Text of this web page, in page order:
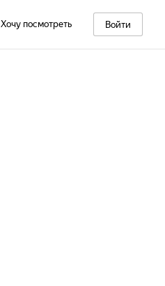
Хочу посмотреть Войти